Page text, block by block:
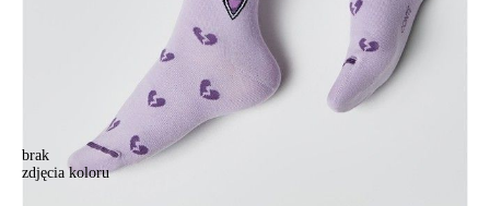
brak
zdjęcia koloru